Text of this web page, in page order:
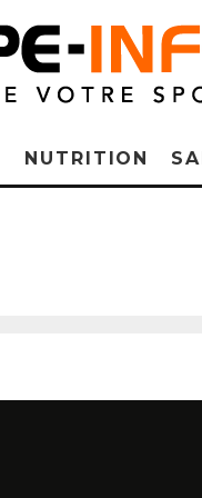
NUTRITION